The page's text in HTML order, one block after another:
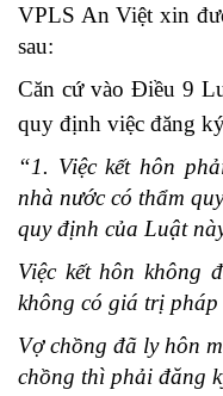
VPLS An Việt xin
sau:
Căn cứ vào Điều 9
quy định việc đăng
“1. Việc kết hôn
nhà nước có thẩm
quy định của Luật
Việc kết hôn không
không có giá trị pháp
Vợ chồng đã ly hôn
chồng thì phải đăng